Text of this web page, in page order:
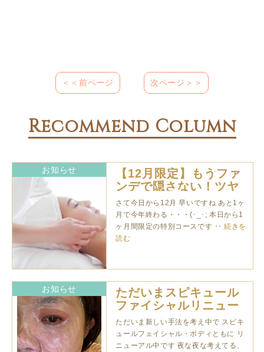
＜＜前ページ 次ページ＞＞
Recommend Column
お知らせ
【12月限定】もうファ
ンデで隠さない！ツヤ
肌フェイシャル
さて今日から12月 早いですね あと1ヶ
月で今年終わる・・・(･_･; 本日から1
ヶ月間限定の特別コースです ‥続きを
読む
お知らせ
ただいまスピキュール
ファイシャルリニュー
アル
ただいま新しい手法を考え中で スピキ
ュールフェイシャル・ボディともに リ
ニューアル中です 夜な夜な考えてる、